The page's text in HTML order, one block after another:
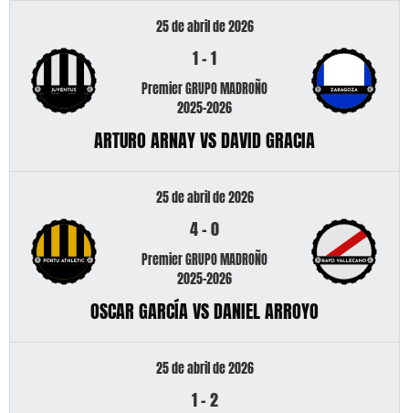
25 de abril de 2026
1-1
Premier GRUPO MADROÑO
2025-2026
ARTURO ARNAY VS DAVID GRACIA
25 de abril de 2026
4-0
Premier GRUPO MADROÑO
2025-2026
OSCAR GARCÍA VS DANIEL ARROYO
25 de abril de 2026
1-2